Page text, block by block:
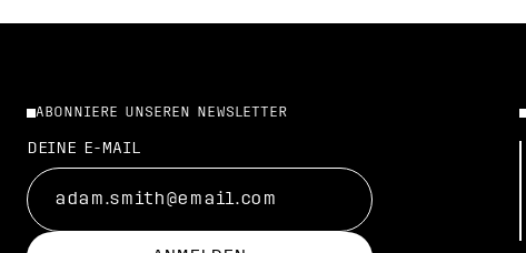
ABONNIERE UNSEREN NEWSLETTER
DEINE E-MAIL